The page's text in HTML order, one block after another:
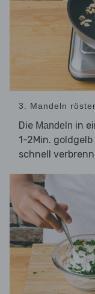
3. Mandeln
Die Mandeln in
1-2Min.
schnell